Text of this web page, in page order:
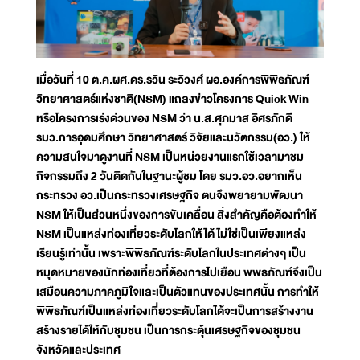
เมื่อวันที่ 10 ต.ค.ผศ.ดร.รวิน ระวิวงศ์ ผอ.องค์การพิพิธภัณฑ์
วิทยาศาสตร์แห่งชาติ(NSM) แถลงข่าวโครงการ Quick Win
หรือโครงการเร่งด่วนของ NSM ว่า น.ส.ศุภมาส อิศรภักดี
รมว.การอุดมศึกษา วิทยาศาสตร์ วิจัยและนวัตกรรม(อว.) ให้
ความสนใจมาดูงานที่ NSM เป็นหน่วยงานแรกใช้เวลามาชม
กิจกรรมถึง 2 วันติดกันในฐานะผู้ชม โดย รมว.อว.อยากเห็น
กระทรวง อว.เป็นกระทรวงเศรษฐกิจ ตนจึงพยายามพัฒนา
NSM ให้เป็นส่วนหนึ่งของการขับเคลื่อน สิ่งสำคัญคือต้องทำให้
NSM เป็นแหล่งท่องเที่ยวระดับโลกให้ได้ ไม่ใช่เป็นเพียงแหล่ง
เรียนรู้เท่านั้น เพราะพิพิธภัณฑ์ระดับโลกในประเทศต่างๆ เป็น
หมุดหมายของนักท่องเที่ยวที่ต้องการไปเยือน พิพิธภัณฑ์จึงเป็น
เสมือนความภาคภูมิใจและเป็นตัวแทนของประเทศนั้น การทำให้
พิพิธภัณฑ์เป็นแหล่งท่องเที่ยวระดับโลกได้จะเป็นการสร้างงาน
สร้างรายได้ให้กับชุมชน เป็นการกระตุ้นเศรษฐกิจของชุมชน
จังหวัดและประเทศ